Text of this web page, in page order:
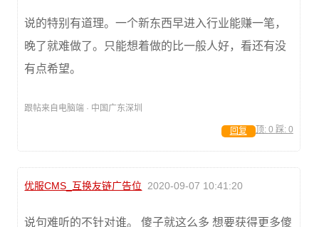
说的特别有道理。一个新东西早进入行业能赚一笔，
晚了就难做了。只能想着做的比一般人好，看还有没
有点希望。
跟帖来自电脑端 · 中国广东深圳
顶: 0 踩: 0
回复
优服CMS_互换友链广告位 2020-09-07 10:41:20
说句难听的不针对谁。 傻子就这么多 想要获得更多傻